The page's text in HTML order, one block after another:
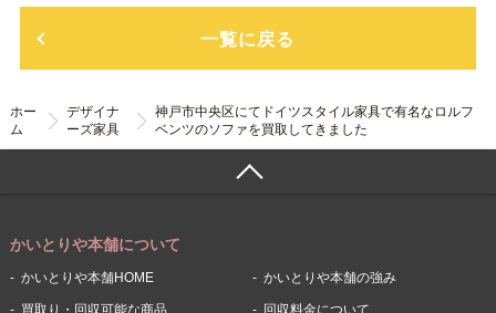
一覧に戻る
ホー
ム
デザイナ
ーズ家具
神戸市中央区にてドイツスタイル家具で有名なロルフ
ベンツのソファを買取してきました
かいとりや本舗について
かいとりや本舗HOME かいとりや本舗の強み
買取り・回収可能な商品 回収料金について